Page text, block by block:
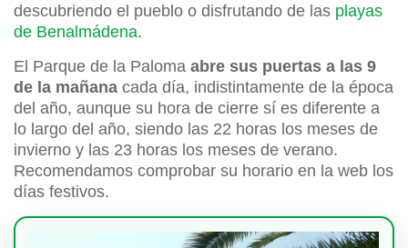
descubriendo el pueblo o disfrutando de las playas
de Benalmádena.
El Parque de la Paloma abre sus puertas a las 9
de la mañana cada día, indistintamente de la época
del año, aunque su hora de cierre sí es diferente a
lo largo del año, siendo las 22 horas los meses de
invierno y las 23 horas los meses de verano.
Recomendamos comprobar su horario en la web los
días festivos.